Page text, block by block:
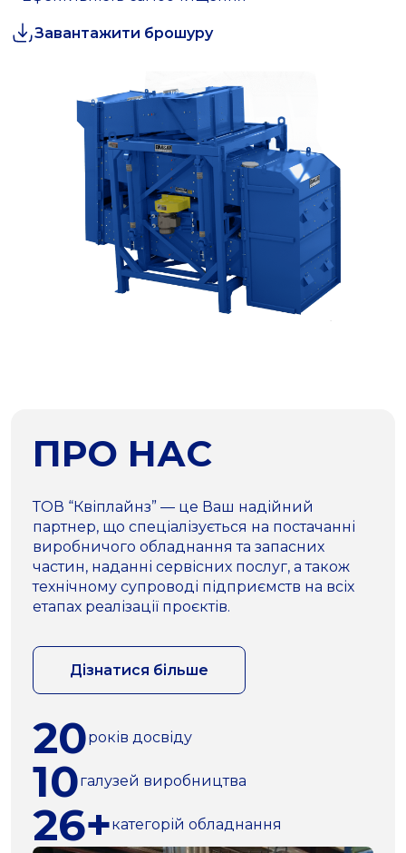
Завантажити брошуру
ПРО НАС
ТОВ “Квіплайнз” — це Ваш надійний
партнер, що спеціалізується на постачанні
виробничого обладнання та запасних
частин, наданні сервісних послуг, а також
технічному супроводі підприємств на всіх
етапах реалізації проєктів.
Дізнатися більше
20років досвіду
10галузей виробництва
26+категорій обладнання